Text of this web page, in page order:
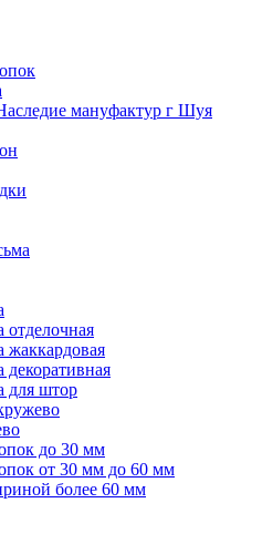
мануфактур г Шуя
отделочная
жаккардовая
декоративная
для штор
до 30 мм
от 30 мм до 60 мм
более 60 мм